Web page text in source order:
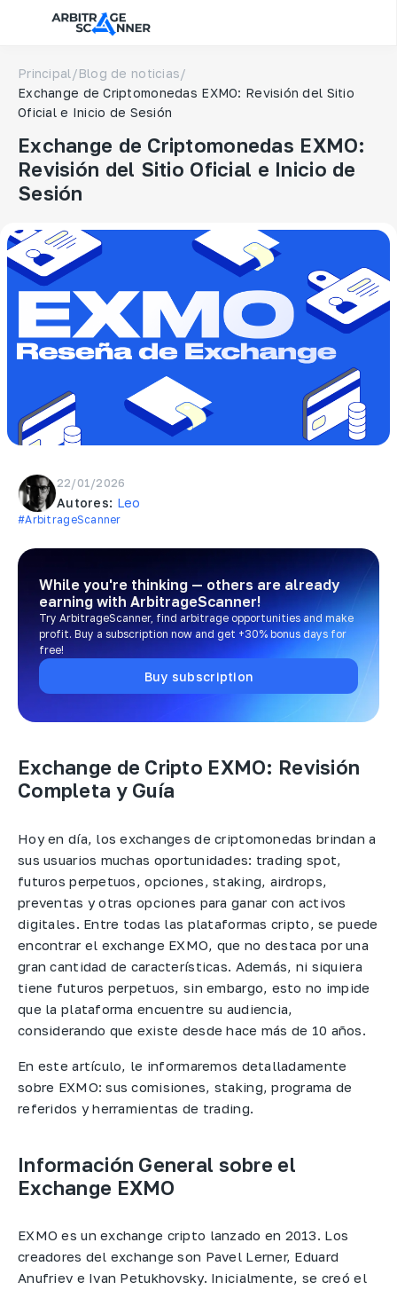
Principal /Blog de noticias/
Exchange de Criptomonedas EXMO: Revisión del Sitio
Oficial e Inicio de Sesión
Exchange de Criptomonedas EXMO:
Revisión del Sitio Oficial e Inicio de
Sesión
22/01/2026
Autores: Leo
#ArbitrageScanner
While you're thinking — others are already
earning with ArbitrageScanner!
Try ArbitrageScanner, find arbitrage opportunities and make
profit. Buy a subscription now and get +30% bonus days for
free!
Buy subscription
Exchange de Cripto EXMO: Revisión
Completa y Guía
Hoy en día, los exchanges de criptomonedas brindan a
sus usuarios muchas oportunidades: trading spot,
futuros perpetuos, opciones, staking, airdrops,
preventas y otras opciones para ganar con activos
digitales. Entre todas las plataformas cripto, se puede
encontrar el exchange EXMO, que no destaca por una
gran cantidad de características. Además, ni siquiera
tiene futuros perpetuos, sin embargo, esto no impide
que la plataforma encuentre su audiencia,
considerando que existe desde hace más de 10 años.
En este artículo, le informaremos detalladamente
sobre EXMO: sus comisiones, staking, programa de
referidos y herramientas de trading.
Información General sobre el
Exchange EXMO
EXMO es un exchange cripto lanzado en 2013. Los
creadores del exchange son Pavel Lerner, Eduard
Anufriev e Ivan Petukhovsky. Inicialmente, se creó el